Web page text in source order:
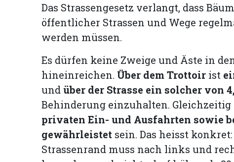
Das Strassengesetz verlangt, dass
öffentlicher Strassen und Wege
werden müssen.
Es dürfen keine Zweige und Äste in
hineinreichen. Über dem Trottoirist
undüber der Strasse ein solcher von
Behinderung einzuhalten. Gleichzeitig
privaten Ein- und Ausfahrten sowie
gewährleistet sein. Das heisst
Strassenrand muss nach links und